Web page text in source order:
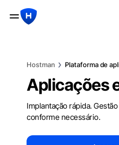
Hostman Plataforma de
Aplicações
Implantação rápida.
conforme necessário.